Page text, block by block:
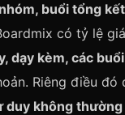
buổi tổng
có tỷ lệ
dạy kèm, các
Riêng điều
duy không